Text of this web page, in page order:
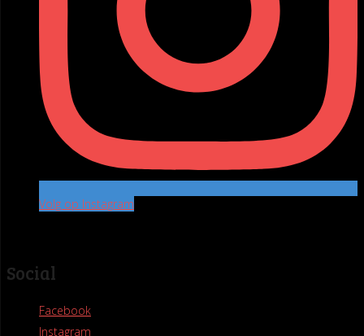
Volg op Instagram
Social
Facebook
Instagram